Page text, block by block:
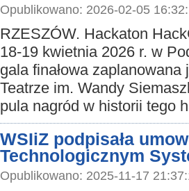
Opublikowano: 2026-02-05
RZESZÓW. Hackaton
18-19 kwietnia 2026 r. w
gala finałowa
Teatrze im. Wandy
pula nagród w historii tego
WSIiZ podpisała
Technologicznym
Opublikowano: 2025-11-17